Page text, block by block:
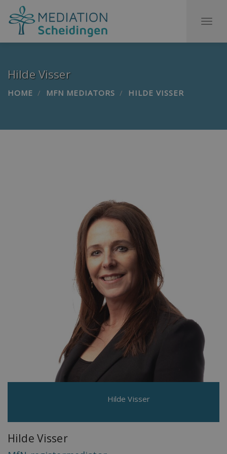
Hilde Visser
HOME MFN MEDIATORS HILDE VISSER
Hilde Visser
Hilde Visser